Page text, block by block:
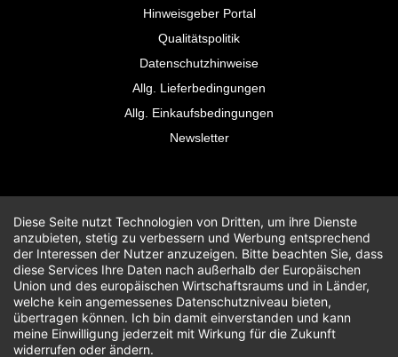
Hinweisgeber Portal
Qualitätspolitik
Datenschutzhinweise
Allg. Lieferbedingungen
Allg. Einkaufsbedingungen
Newsletter
Diese Seite nutzt Technologien von Dritten, um ihre Dienste
anzubieten, stetig zu verbessern und Werbung entsprechend
der Interessen der Nutzer anzuzeigen. Bitte beachten Sie, dass
diese Services Ihre Daten nach außerhalb der Europäischen
Union und des europäischen Wirtschaftsraums und in Länder,
welche kein angemessenes Datenschutzniveau bieten,
übertragen können. Ich bin damit einverstanden und kann
meine Einwilligung jederzeit mit Wirkung für die Zukunft
widerrufen oder ändern.